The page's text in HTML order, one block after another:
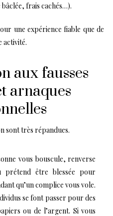
frais cachés…).
une expérience fiable que de
activité.
aux fausses
arnaques
sont très répandues.
vous bouscule, renverse
prétend être blessée pour
qu’un complice vous vole.
se font passer pour des
ou de l’argent. Si vous